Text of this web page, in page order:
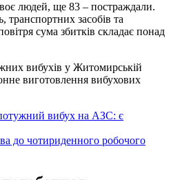
людей, ще 83 – постраждали.
транспортних засобів та
сума збитків складає понад
вибухів у Житомирській
виготовлення вибухових
вибух на АЗС: є
до чотириденного робочого